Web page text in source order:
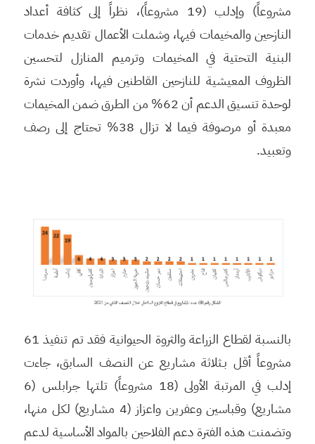
مشروعاً) وإدلب (19 مشروعاً)، نظراً إلى كثافة أعداد
النازحين والمخيمات فيها، وشملت الأعمال تقديم خدمات
البنية التحتية في المخيمات وترميم المنازل لتحسين
الظروف المعيشية للنازحين القاطنين فيها، وأوردت نشرة
لوحدة تنسيق الدعم أن 62% من الطرق ضمن المخيمات
معبدة أو مرصوفة فيما لا تزال 38% تحتاج إلى رصف
وتعبيد.
بالنسبة لقطاع الزراعة والثروة الحيوانية فقد تم تنفيذ 61
مشروعاً أقل بـثلاثة مشاريع عن النصف السابق، جاءت
إدلب في المرتبة الأولى (18 مشروعاً) تلتها جرابلس (6
مشاريع) وقباسين وعفرين واعزاز (4 مشاريع) لكل منها،
وتضمنت هذه الفترة دعم الفلاحين بالمواد الأساسية لدعم